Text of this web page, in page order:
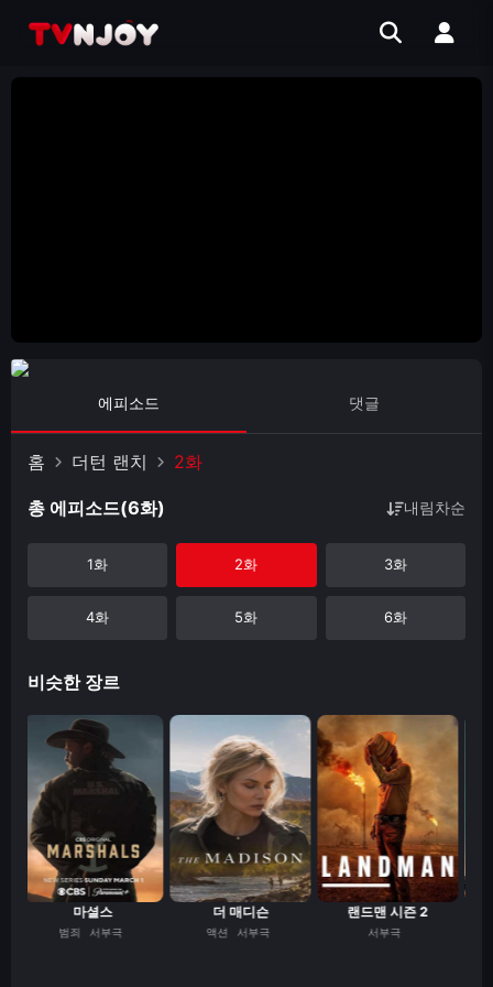
에피소드 댓글
홈 더턴 랜치 2화
총 에피소드(6화) 내림차순
1화 2화 3화
4화 5화 6화
비슷한 장르
마셜스
범죄 서부극
더 매디슨
액션 서부극
랜드맨 시즌 2
서부극